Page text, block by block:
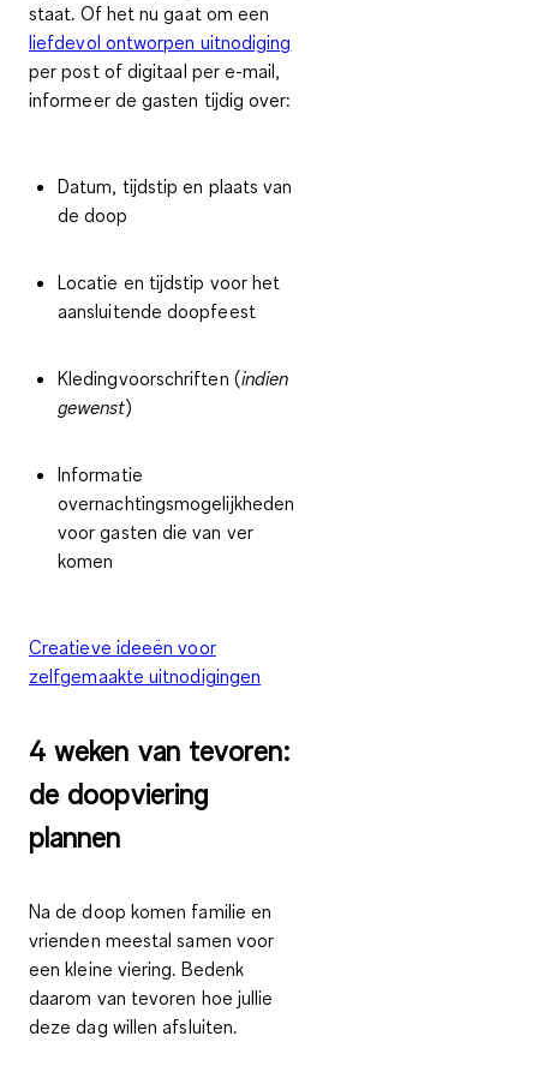
staat. Of het nu gaat om een
liefdevol ontworpen uitnodiging
per post of digitaal per e-mail,
informeer de gasten tijdig over:
Datum, tijdstip en plaats van
de doop
Locatie en tijdstip voor het
aansluitende doopfeest
Kledingvoorschriften (indien
gewenst)
Informatie
overnachtingsmogelijkheden
voor gasten die van ver
komen
Creatieve ideeën voor
zelfgemaakte uitnodigingen
4 weken van tevoren:
de doopviering
plannen
Na de doop komen familie en
vrienden meestal samen voor
een kleine viering. Bedenk
daarom van tevoren hoe jullie
deze dag willen afsluiten.